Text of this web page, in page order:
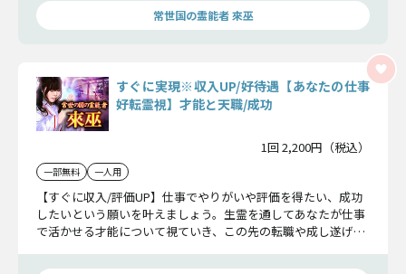
常世国の霊能者 來巫
すぐに実現※収入UP/好待遇【あなたの仕事
好転霊視】才能と天職/成功
1回 2,200円（税込）
一部無料 一人用
【すぐに収入/評価UP】仕事でやりがいや評価を得たい、成功
したいという願いを叶えましょう。生霊を通してあなたが仕事
で活かせる才能について視ていき、この先の転職や成し遂げる